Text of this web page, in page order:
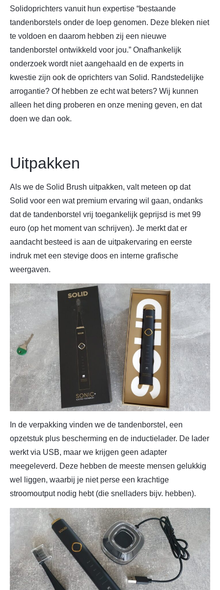
Solidoprichters vanuit hun expertise “bestaande
tandenborstels onder de loep genomen. Deze bleken niet
te voldoen en daarom hebben zij een nieuwe
tandenborstel ontwikkeld voor jou.” Onafhankelijk
onderzoek wordt niet aangehaald en de experts in
kwestie zijn ook de oprichters van Solid. Randstedelijke
arrogantie? Of hebben ze echt wat beters? Wij kunnen
alleen het ding proberen en onze mening geven, en dat
doen we dan ook.
Uitpakken
Als we de Solid Brush uitpakken, valt meteen op dat
Solid voor een wat premium ervaring wil gaan, ondanks
dat de tandenborstel vrij toegankelijk geprijsd is met 99
euro (op het moment van schrijven). Je merkt dat er
aandacht besteed is aan de uitpakervaring en eerste
indruk met een stevige doos en interne grafische
weergaven.
In de verpakking vinden we de tandenborstel, een
opzetstuk plus bescherming en de inductielader. De lader
werkt via USB, maar we krijgen geen adapter
meegeleverd. Deze hebben de meeste mensen gelukkig
wel liggen, waarbij je niet perse een krachtige
stroomoutput nodig hebt (die snelladers bijv. hebben).